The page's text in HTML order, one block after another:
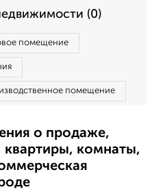
(0)
помещение
помещение
о продаже,
комнаты,